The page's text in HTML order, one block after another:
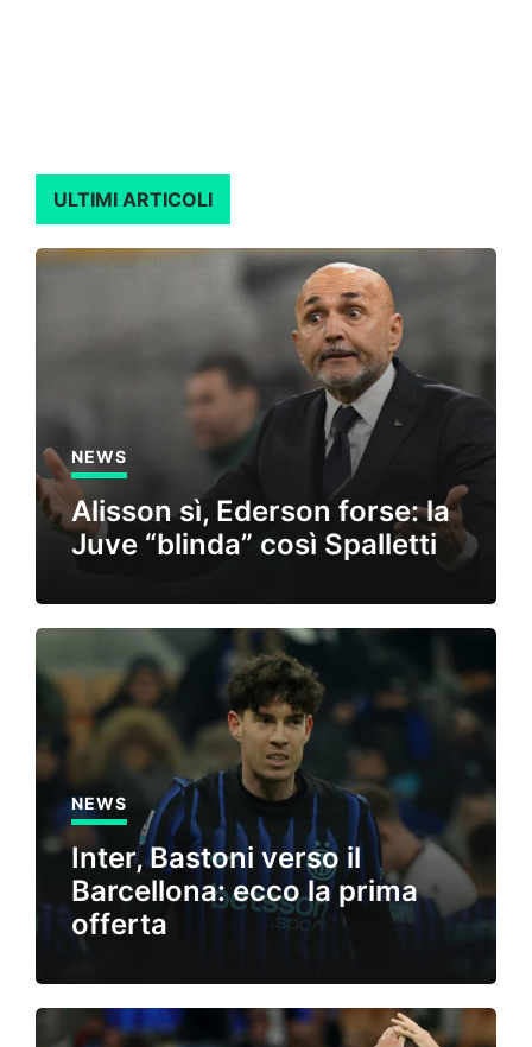
ULTIMI ARTICOLI
NEWS
Alisson sì, Ederson forse: la
Juve “blinda” così Spalletti
NEWS
Inter, Bastoni verso il
Barcellona: ecco la prima
offerta